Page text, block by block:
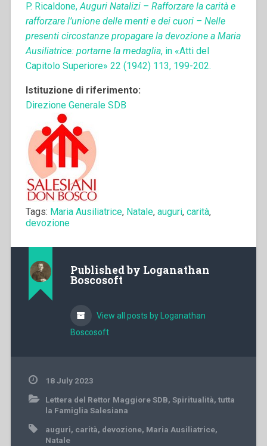
P. Ricaldone,Auguri Natalizi – Rafforzare la carità e
rafforzare l’unione delle menti e dei cuori – Nelle
presenti circostanze propagare la devozione a Maria
Ausiliatrice: portarne la medaglia, in «Atti del
Capitolo Superiore» 22 (1942) 113, 199-202.
Istituzione di riferimento:
Direzione Generale SDB
Tags: Maria Ausiliatrice, Natale, auguri, carità,
devozione
Published by Loganathan
Boscosoft
View all posts by Loganathan
Boscosoft
18 July 2023
Lettera del Rettor Maggiore SDB, Spiritualità, tutta
la Famiglia Salesiana
auguri, carità, devozione, Maria Ausiliatrice,
Natale